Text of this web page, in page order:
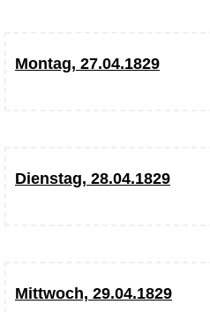
Montag, 27.04.1829
Dienstag, 28.04.1829
Mittwoch, 29.04.1829